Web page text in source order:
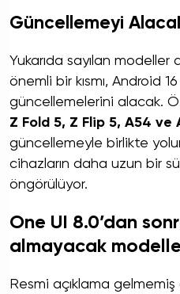
Güncellemeyi
Yukarıda sayılan modeller
önemli bir kısmı, Android
güncellemelerini alacak.
Z Fold 5, Z Flip 5, A54
güncellemeyle birlikte
cihazların daha uzun bir
öngörülüyor.
One UI 8.0’dan
almayacak
Resmi açıklama gelmemiş